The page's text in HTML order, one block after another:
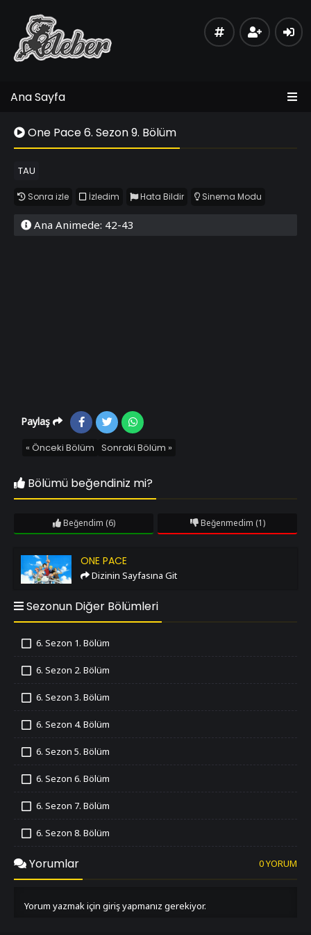
Ana Sayfa
One Pace 6. Sezon 9. Bölüm
TAU
Sonra izle İzledim Hata Bildir Sinema Modu
Ana Animede: 42-43
Paylaş
« Önceki Bölüm Sonraki Bölüm »
Bölümü beğendiniz mi?
Beğendim (6) Beğenmedim (1)
One Pace ONE PACE
Dizinin Sayfasına Git
Sezonun Diğer Bölümleri
6. Sezon 1. Bölüm
6. Sezon 2. Bölüm
6. Sezon 3. Bölüm
6. Sezon 4. Bölüm
6. Sezon 5. Bölüm
6. Sezon 6. Bölüm
6. Sezon 7. Bölüm
6. Sezon 8. Bölüm
İzledim
6. Sezon 9. Bölüm
İzledim
Yorumlar 0 YORUM
Yorum yazmak için giriş yapmanız gerekiyor.